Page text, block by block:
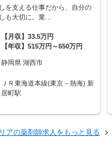
を支える仕事だから、自分の
も大切に。業…
【月収】33.5万円
【年収】515万円～650万円
静岡県 湖西市
ＪＲ東海道本線(東京－熱海) 新
居町駅
アの薬剤師求人をもっと見る